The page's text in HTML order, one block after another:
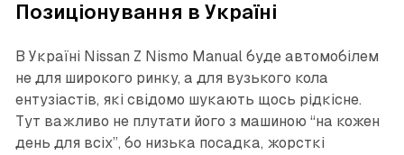
Позиціонування в Україні
В Україні Nissan Z Nismo Manual буде автомобілем
не для широкого ринку, а для вузького кола
ентузіастів, які свідомо шукають щось рідкісне.
Тут важливо не плутати його з машиною “на кожен
день для всіх”, бо низька посадка, жорсткі